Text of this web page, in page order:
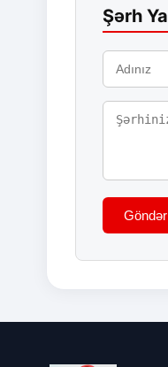
Şərh
Göndər